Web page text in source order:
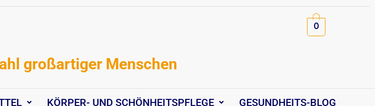
0
großartiger Menschen
KÖRPER- UND SCHÖNHEITSPFLEGE GESUNDHEITS-BLOG